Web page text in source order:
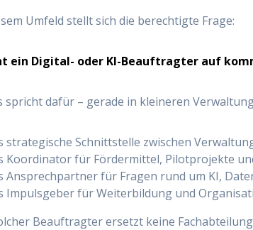
Umfeld stellt sich die berechtigte Frage:
ein Digital- oder KI-Beauftragter auf
spricht dafür – gerade in kleineren
strategische Schnittstelle zwischen
Koordinator für Fördermittel, Pilotprojekte
Ansprechpartner für Fragen rund um KI,
Impulsgeber für Weiterbildung und
Beauftragter ersetzt keine